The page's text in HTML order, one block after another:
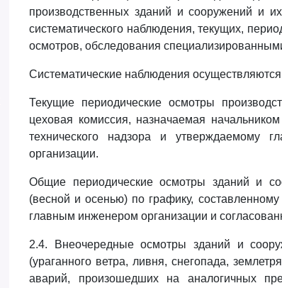
производственных зданий и сооружений и
систематического наблюдения, текущих,
осмотров, обследования
Систематические наблюдения
Текущие периодические осмотры
цеховая комиссия, назначаемая
технического надзора и утверждаемому
организации.
Общие периодические осмотры зданий и
(весной и осенью) по графику,
главным инженером организации и
2.4. Внеочередные осмотры зданий и
(ураганного ветра, ливня, снегопада,
аварий, произошедших на аналогичных